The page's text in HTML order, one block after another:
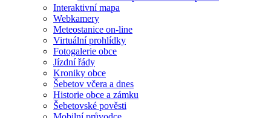
Interaktivní mapa
Webkamery
Meteostanice on-line
Virtuální prohlídky
Fotogalerie obce
Jízdní řády
Kroniky obce
Šebetov včera a dnes
Historie obce a zámku
Šebetovské pověsti